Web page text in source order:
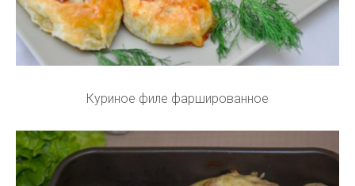
Куриное филе фаршированное